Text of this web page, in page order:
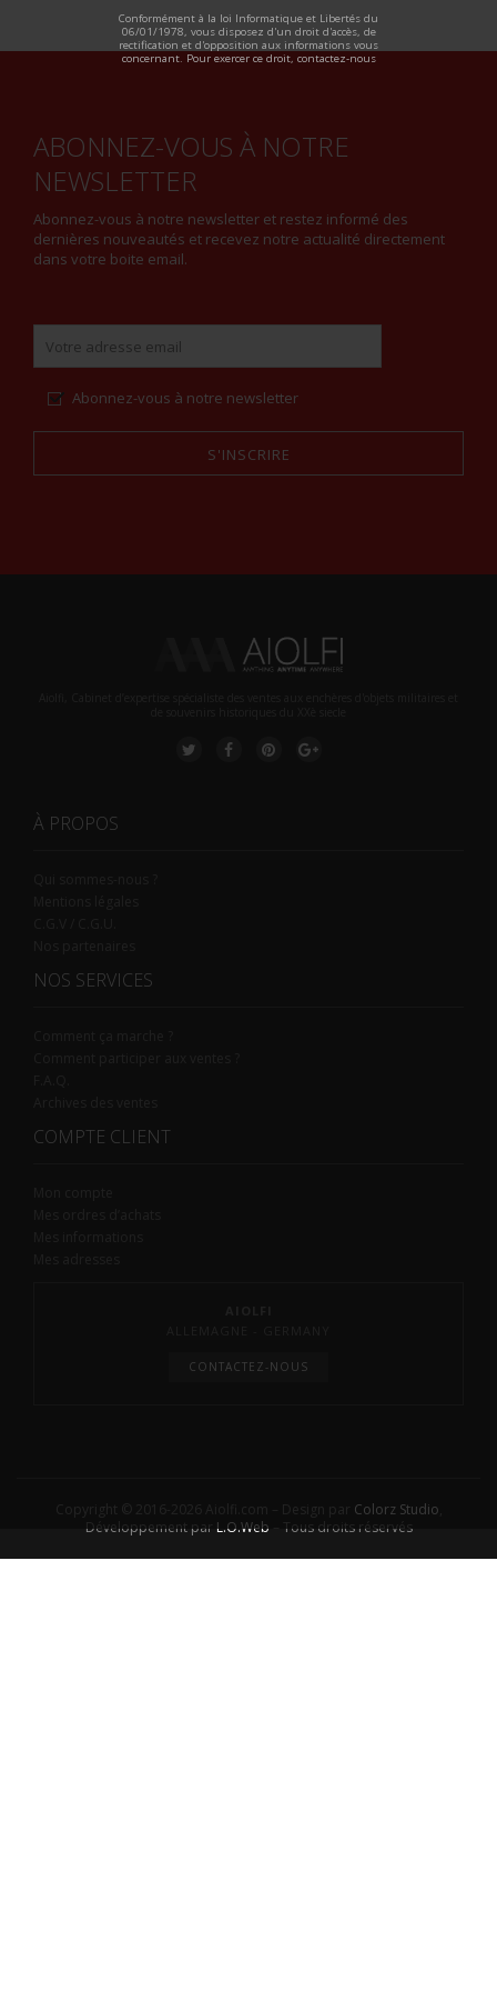
Conformément à la loi Informatique et Libertés du
06/01/1978, vous disposez d'un droit d'accès, de
rectification et d'opposition aux informations vous
concernant. Pour exercer ce droit, contactez-nous
ABONNEZ-VOUS À NOTRE
NEWSLETTER
Abonnez-vous à notre newsletter et restez informé des
dernières nouveautés et recevez notre actualité directement
dans votre boite email.
Abonnez-vous à notre newsletter
S'INSCRIRE
À PROPOS
NOS SERVICES
COMPTE CLIENT
CONTACTEZ-NOUS
Colorz Studio
Développement par L.O.Web – Tous droits réservés